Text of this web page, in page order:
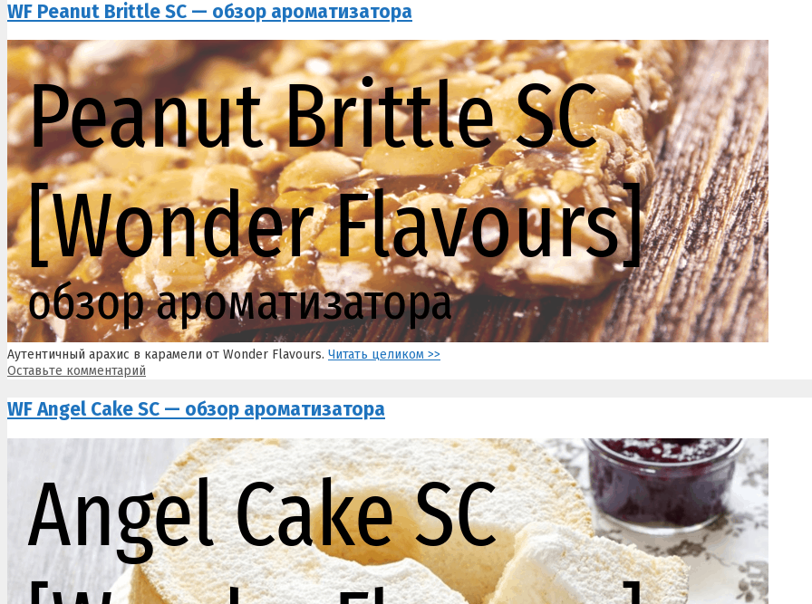
WF Peanut Brittle SC — обзор ароматизатора
Аутентичный арахис в карамели от Wonder Flavours. Читать целиком >>
Оставьте комментарий
WF Angel Cake SC — обзор ароматизатора